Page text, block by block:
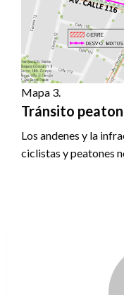
Mapa 3.
Tránsito
Los andenes y la
ciclistas y peatones